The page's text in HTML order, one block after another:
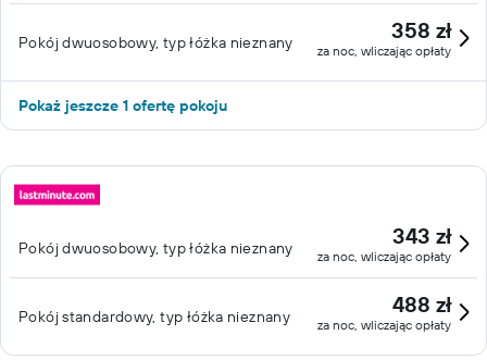
Pokój dwuosobowy, typ łóżka nieznany 358 zł
za noc, wliczając opłaty
Pokaż jeszcze 1 ofertę pokoju
Pokój dwuosobowy, typ łóżka nieznany 343 zł
za noc, wliczając opłaty
Pokój standardowy, typ łóżka nieznany 488 zł
za noc, wliczając opłaty